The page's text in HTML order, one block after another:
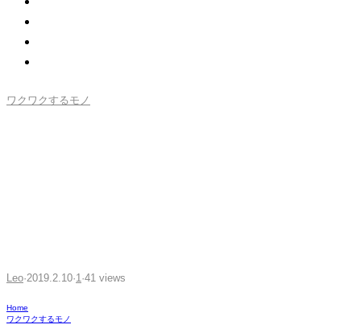
ワクワクするモノ
Leo·2019.2.10·1·41 views
Home
ワクワクするモノ